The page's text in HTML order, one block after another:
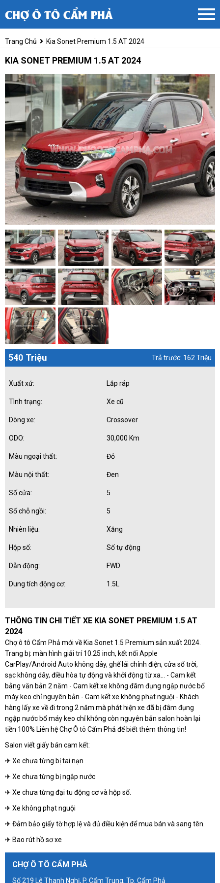
Trang Chủ Kia Sonet Premium 1.5 AT 2024
KIA SONET PREMIUM 1.5 AT 2024
540 Triệu Trả trước: 162 Triệu
Xuất xứ: Lắp ráp
Tình trạng: Xe cũ
Dòng xe: Crossover
ODO: 30,000 Km
Màu ngoại thất: Đỏ
Màu nội thất: Đen
Số cửa: 5
Số chỗ ngồi: 5
Nhiên liệu: Xăng
Hộp số: Số tự động
Dẫn động: FWD
Dung tích động cơ: 1.5L
THÔNG TIN CHI TIẾT XE KIA SONET PREMIUM 1.5 AT
2024
Chợ ô tô Cẩm Phả mới về Kia Sonet 1.5 Premium sản xuất 2024.
Trang bị: màn hình giải trí 10.25 inch, kết nối Apple
CarPlay/Android Auto không dây, ghế lái chỉnh điện, cửa sổ trời,
sạc không dây, điều hòa tự động và khởi động từ xa... - Cam kết
bằng văn bản 2 năm - Cam kết xe không đâm đụng ngập nước bổ
máy keo chỉ nguyên bản - Cam kết xe không phạt nguội - Khách
hàng lấy xe về đi trong 2 năm mà phát hiện xe đã bị đâm đụng
ngập nước bổ máy keo chỉ không còn nguyên bản salon hoàn lại
tiền 100% Liên hệ Chợ Ô tô Cẩm Phả để biết thêm thông tin!
Salon viết giấy bán cam kết:
✈ Xe chưa từng bị tai nạn
✈ Xe chưa từng bị ngập nước
✈ Xe chưa từng đại tu động cơ và hộp số.
✈ Xe không phạt nguội
✈ Đảm bảo giấy tờ hợp lệ và đủ điều kiện để mua bán và sang tên.
✈ Bao rút hồ sơ xe
CHỢ Ô TÔ CẨM PHẢ
Số 219 Lê Thanh Nghị, P. Cẩm Trung, Tp. Cẩm Phả